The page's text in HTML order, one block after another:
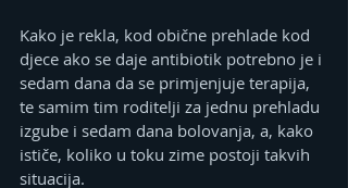
Kako je rekla, kod obične prehlade kod
djece ako se daje antibiotik potrebno je i
sedam dana da se primjenjuje terapija,
te samim tim roditelji za jednu prehladu
izgube i sedam dana bolovanja, a, kako
ističe, koliko u toku zime postoji takvih
situacija.